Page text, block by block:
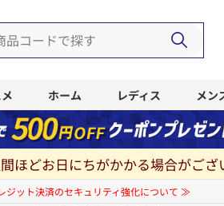
ホーム レディス メン
ほどお日にちがかかる場合がござ
ジット決済のセキュリティ強化について ≫